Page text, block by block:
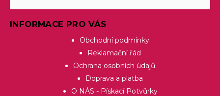
INFORMACE PRO VÁS
Obchodní podmínky
Reklamační řád
Ochrana osobních údajů
Doprava a platba
O NÁS - Pískací Potvůrky